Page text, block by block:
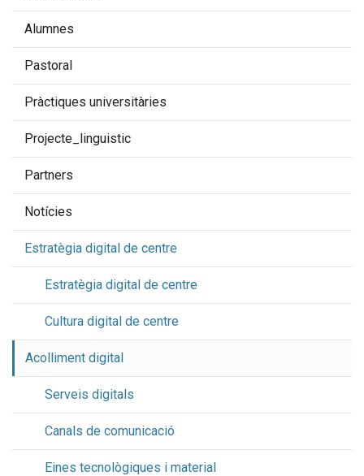
Alumnes
Pastoral
Pràctiques universitàries
Projecte_linguistic
Partners
Notícies
Estratègia digital de centre
Estratègia digital de centre
Cultura digital de centre
Acolliment digital
Serveis digitals
Canals de comunicació
Eines tecnològiques i material